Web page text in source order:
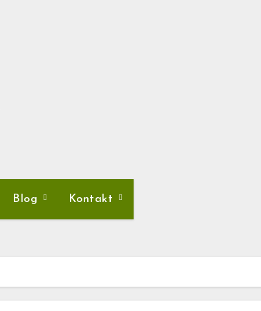
Blog Kontakt